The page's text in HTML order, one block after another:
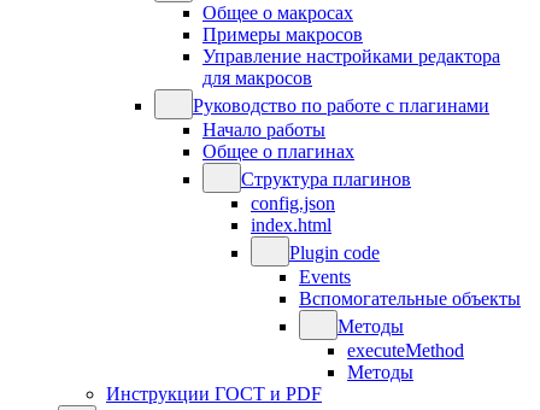
Общее о макросах
Примеры макросов
Управление настройками редактора
для макросов
Руководство по работе с плагинами
Начало работы
Общее о плагинах
Структура плагинов
config.json
index.html
Plugin code
Events
Вспомогательные объекты
Методы
executeMethod
Методы
Инструкции ГОСТ и PDF